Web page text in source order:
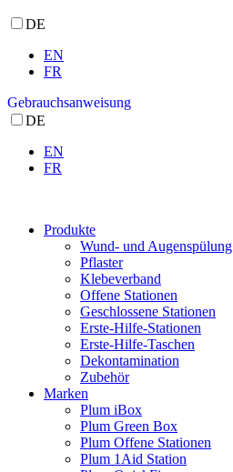
DE
EN
FR
Gebrauchsanweisung
DE
EN
FR
Produkte
Wund- und Augenspülung
Pflaster
Klebeverband
Offene Stationen
Geschlossene Stationen
Erste-Hilfe-Stationen
Erste-Hilfe-Taschen
Dekontamination
Zubehör
Marken
Plum iBox
Plum Green Box
Plum Offene Stationen
Plum 1Aid Station